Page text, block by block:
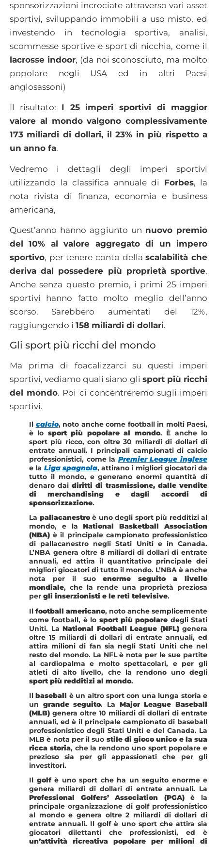
sponsorizzazioni incrociate attraverso vari asset
sportivi, sviluppando immobili a uso misto, ed
investendo in tecnologia sportiva, analisi,
scommesse sportive e sport di nicchia, come il
lacrosse indoor, (da noi sconosciuto, ma molto
popolare negli USA ed in altri Paesi
anglosassoni)
Il risultato: I 25 imperi sportivi di maggior
valore al mondo valgono complessivamente
173 miliardi di dollari, il 23% in più rispetto a
un anno fa.
Vedremo i dettagli degli imperi sportivi
utilizzando la classifica annuale di Forbes, la
nota rivista di finanza, economia e business
americana,
Quest’anno hanno aggiunto un nuovo premio
del 10% al valore aggregato di un impero
sportivo, per tenere conto dellascalabilità che
deriva dal possedere più proprietà sportive.
Anche senza questo premio, i primi 25 imperi
sportivi hanno fatto molto meglio dell’anno
scorso. Sarebbero aumentati del 12%,
raggiungendo i 158 miliardi di dollari.
Gli sport più ricchi del mondo
Ma prima di foacalizzarci su questi imperi
sportivi, vediamo quali siano gli sport più ricchi
del mondo. Poi ci concentreremo sugli imperi
sportivi.
Il calcio, noto anche come football in molti Paesi,
è lo sport più popolare al mondo. È anche lo
sport più ricco, con oltre 30 miliardi di dollari di
entrate annuali. I principali campionati di calcio
professionistici, come la Premier League inglese
e la Liga spagnola, attirano i migliori giocatori da
tutto il mondo, e generano enormi quantità di
denaro dai diritti di trasmissione, dalle vendite
di merchandising e dagli accordi di
sponsorizzazione.
La pallacanestroè uno degli sport più redditizi al
mondo, e laNational Basketball Association
(NBA) è il principale campionato professionistico
di pallacanestro negli Stati Uniti e in Canada.
L’NBA genera oltre 8 miliardi di dollari di entrate
annuali, ed attira il quantitativo principale dei
migliori giocatori di tutto il mondo. L’NBA è anche
nota per il suoenorme seguito a livello
mondiale, che la rende una proprietà preziosa
per gli inserzionisti e le reti televisive.
Il football americano, noto anche semplicemente
come football, è lo sport più popolare degli Stati
Uniti. La National Football League (NFL)genera
oltre 15 miliardi di dollari di entrate annuali, ed
attira milioni di fan sia negli Stati Uniti che nel
resto del mondo. La NFL è nota per le sue partite
al cardiopalma e molto spettacolari, e per gli
atleti di alto livello, che la rendono uno degli
sport più redditizi al mondo.
Ilbaseball è un altro sport con una lunga storia e
un grande seguito. La Major League Baseball
(MLB) genera oltre 10 miliardi di dollari di entrate
annuali, ed è il principale campionato di baseball
professionistico degli Stati Uniti e del Canada. La
MLB è nota per il suo stile di gioco unico e la sua
ricca storia, che la rendono uno sport popolare e
prezioso sia per gli appassionati che per gli
investitori.
Il golf è uno sport che ha un seguito enorme e
genera miliardi di dollari di entrate annuali. La
Professional Golfers’ Association (PGA)è la
principale organizzazione di golf professionistico
al mondo e genera oltre 2 miliardi di dollari di
entrate annuali. Il golf è uno sport che attira sia
giocatori dilettanti che professionisti, ed è
un’attività ricreativa popolare per milioni di